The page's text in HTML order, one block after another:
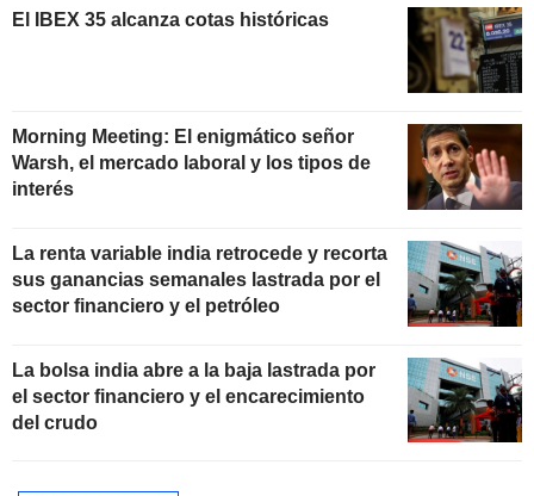
El IBEX 35 alcanza cotas históricas
Morning Meeting: El enigmático señor
Warsh, el mercado laboral y los tipos de
interés
La renta variable india retrocede y recorta
sus ganancias semanales lastrada por el
sector financiero y el petróleo
La bolsa india abre a la baja lastrada por
el sector financiero y el encarecimiento
del crudo